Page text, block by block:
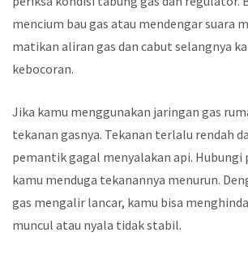
mencium bau gas atau mendengar suara
matikan aliran gas dan cabut selangnya
kebocoran.
Jika kamu menggunakan jaringan gas
tekanan gasnya. Tekanan terlalu rendah
pemantik gagal menyalakan api. Hubungi
kamu menduga tekanannya menurun.
gas mengalir lancar, kamu bisa
muncul atau nyala tidak stabil.